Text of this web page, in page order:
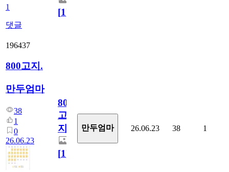
1
댓글
[1]
196437
800고지.
만두엄마
38
1
0
26.06.23
800
고
지.
[1]
만두엄마 26.06.23 38 1